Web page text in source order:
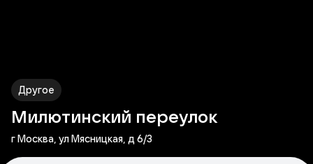
Другое
Милютинский переулок
г Москва, ул Мясницкая, д 6/3